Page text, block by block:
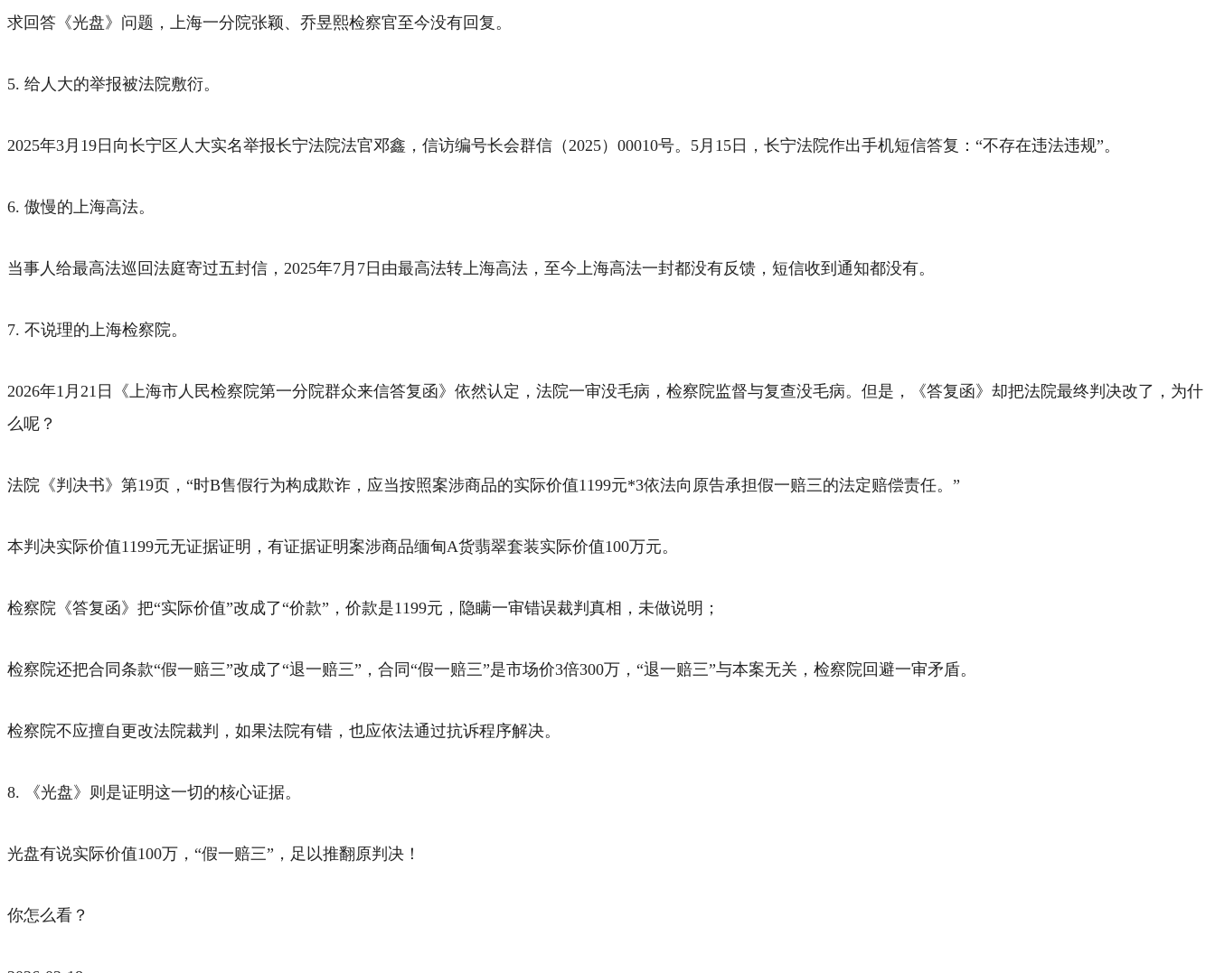
求回答《光盘》问题，上海一分院张颖、乔昱熙检察官至今没有回复。
5. 给人大的举报被法院敷衍。
2025年3月19日向长宁区人大实名举报长宁法院法官邓鑫，信访编号长会群信（2025）00010号。5月15日，长宁法院作出手机短信答复：“不存在违法违规”。
6. 傲慢的上海高法。
当事人给最高法巡回法庭寄过五封信，2025年7月7日由最高法转上海高法，至今上海高法一封都没有反馈，短信收到通知都没有。
7. 不说理的上海检察院。
2026年1月21日《上海市人民检察院第一分院群众来信答复函》依然认定，法院一审没毛病，检察院监督与复查没毛病。但是，《答复函》却把法院最终判决改了，为什
么呢？
法院《判决书》第19页，“时B售假行为构成欺诈，应当按照案涉商品的实际价值1199元*3依法向原告承担假一赔三的法定赔偿责任。”
本判决实际价值1199元无证据证明，有证据证明案涉商品缅甸A货翡翠套装实际价值100万元。
检察院《答复函》把“实际价值”改成了“价款”，价款是1199元，隐瞒一审错误裁判真相，未做说明；
检察院还把合同条款“假一赔三”改成了“退一赔三”，合同“假一赔三”是市场价3倍300万，“退一赔三”与本案无关，检察院回避一审矛盾。
检察院不应擅自更改法院裁判，如果法院有错，也应依法通过抗诉程序解决。
8. 《光盘》则是证明这一切的核心证据。
光盘有说实际价值100万，“假一赔三”，足以推翻原判决！
你怎么看？